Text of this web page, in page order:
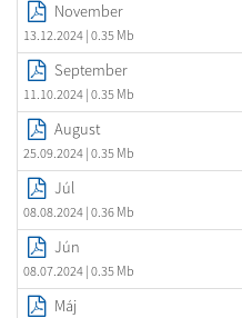
November
13.12.2024 | 0.35 Mb
September
11.10.2024 | 0.35 Mb
August
25.09.2024 | 0.35 Mb
Júl
08.08.2024 | 0.36 Mb
Jún
08.07.2024 | 0.35 Mb
Máj